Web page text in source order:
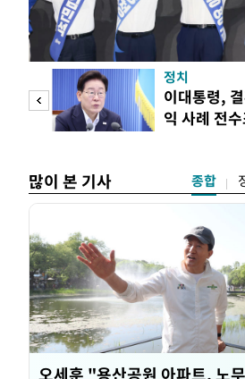
정치
이대통령,
익 사례 전
많이 본 기사 종합
오세훈 "용산공원 아파트, 노